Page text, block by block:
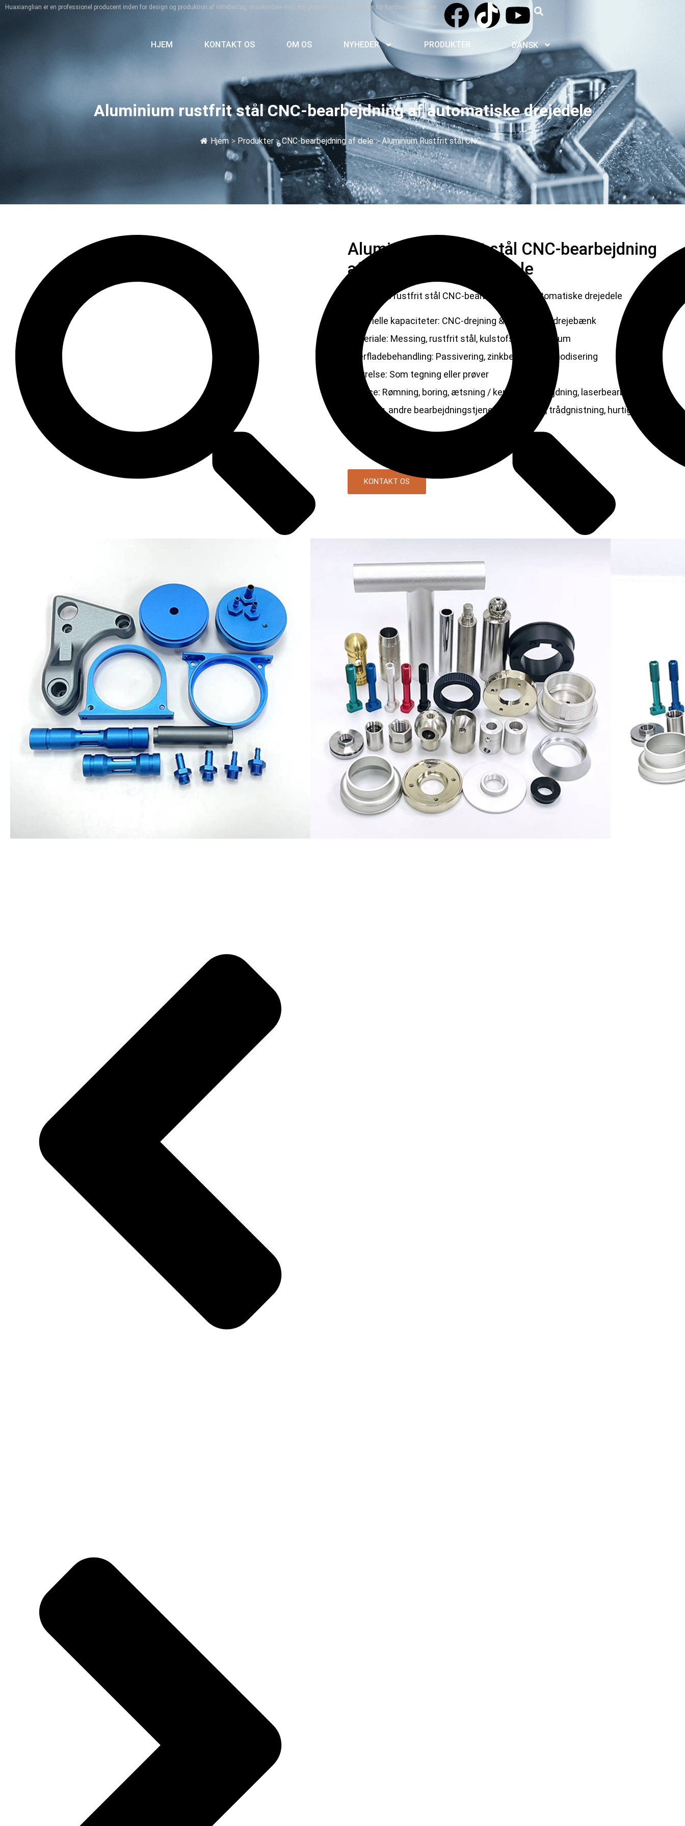
Huaxianglian er en professionel producent inden for design og produktion af nittebeslag, maskindele med høj præcision og alle former for hardwareprodukter.
HJEM KONTAKT OS OM OS NYHEDER PRODUKTER DANSK
Aluminium rustfrit stål CNC-bearbejdning af automatiske drejedele
Hjem > Produkter > CNC-bearbejdning af dele > Aluminium Rustfrit stål CNC...
Aluminium rustfrit stål CNC-bearbejdning
af automatiske drejedele
Aluminium rustfrit stål CNC-bearbejdning af automatiske drejedele
Materielle kapaciteter: CNC-drejning & fræsning & drejebænk
Materiale: Messing, rustfrit stål, kulstofstål, aluminium
Overfladebehandling: Passivering, zinkbelægning, anodisering
Størrelse: Som tegning eller prøver
Service: Rømning, boring, ætsning / kemisk bearbejdning, laserbearbejdning,
fræsning, andre bearbejdningstjenester, drejning, trådgnistning, hurtig
KONTAKT OS